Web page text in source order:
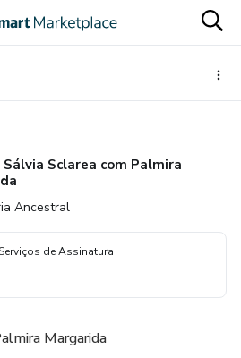
Sclarea com Palmira
Ancestral
de Assinatura
Margarida